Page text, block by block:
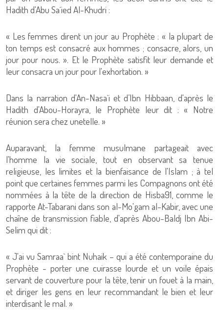
Hadith d'Abu Sa´ied Al-Khudri :
« Les femmes dirent un jour au Prophète : « la plupart de
ton temps est consacré aux hommes ; consacre, alors, un
jour pour nous. ». Et le Prophète satisfit leur demande et
leur consacra un jour pour l'exhortation. »
Dans la narration d'An-Nasa`i et d’Ibn Hibbaan, d'après le
Hadith d'Abou-Horayra, le Prophète leur dit : « Notre
réunion sera chez unetelle. »
Auparavant, la femme musulmane partageait avec
l'homme la vie sociale, tout en observant sa tenue
religieuse, les limites et la bienfaisance de l'Islam ; à tel
point que certaines femmes parmi les Compagnons ont été
nommées à la tête de la direction de Hisba91, comme le
rapporte At-Tabarani dans son al-Mo'gam al-Kabir, avec une
chaîne de transmission fiable, d'après Abou-Baldj Ibn Abi-
Selim qui dit :
« J'ai vu Samraa` bint Nuhaik – qui a été contemporaine du
Prophète - porter une cuirasse lourde et un voile épais
servant de couverture pour la tête, tenir un fouet à la main,
et diriger les gens en leur recommandant le bien et leur
interdisant le mal. »